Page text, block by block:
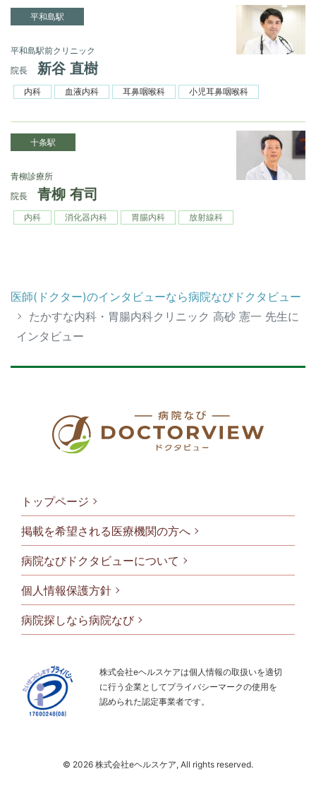
平和島駅
平和島駅前クリニック
院長
新谷 直樹
内科 血液内科 耳鼻咽喉科 小児耳鼻咽喉科
十条駅
青柳診療所
院長
青柳 有司
内科 消化器内科 胃腸内科 放射線科
医師(ドクター)のインタビューなら病院なびドクタビュー
たかすな内科・胃腸内科クリニック 高砂 憲一 先生に
インタビュー
フッタメニ
トップページ
掲載を希望される医療機関の方へ
病院なびドクタビューについて
個人情報保護方針
病院探しなら病院なび
株式会社eヘルスケアは個人情報の取扱いを適切
に行う企業としてプライバシーマークの使用を
認められた認定事業者です。
© 2026 株式会社eヘルスケア, All rights reserved.